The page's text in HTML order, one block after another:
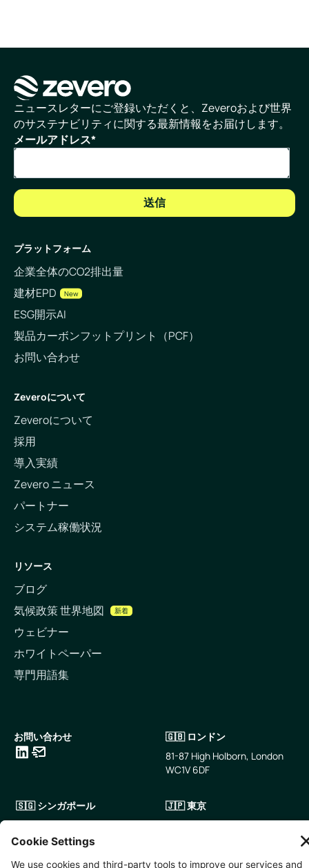
ホームページ
ニュースレターにご登録いただくと、Zeveroおよび世界
のサステナビリティに関する最新情報をお届けします。
メールアドレス*
プラットフォーム
企業全体のCO2排出量
建材EPD
New
ESG開示AI
製品カーボンフットプリント（PCF）
お問い合わせ
Zeveroについて
Zeveroについて
採用
導入実績
Zevero ニュース
パートナー
システム稼働状況
リソース
ブログ
気候政策 世界地図
新着
ウェビナー
ホワイトペーパー
専門用語集
お問い合わせ
🇬🇧 ロンドン
81-87 High Holborn, London
WC1V 6DF
🇸🇬 シンガポール
10 Anson Rd, #05-01,
International Plaza Singapore
🇯🇵 東京
〒107-0052 東京都港区赤坂5